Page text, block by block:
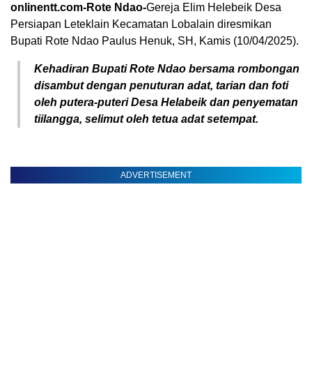
onlinentt.com-Rote Ndao-Gereja Elim Helebeik Desa
Persiapan Leteklain Kecamatan Lobalain diresmikan
Bupati Rote Ndao Paulus Henuk, SH, Kamis (10/04/2025).
Kehadiran Bupati Rote Ndao bersama rombongan
disambut dengan penuturan adat, tarian dan foti
oleh putera-puteri Desa Helabeik dan penyematan
tiilangga, selimut oleh tetua adat setempat.
ADVERTISEMENT